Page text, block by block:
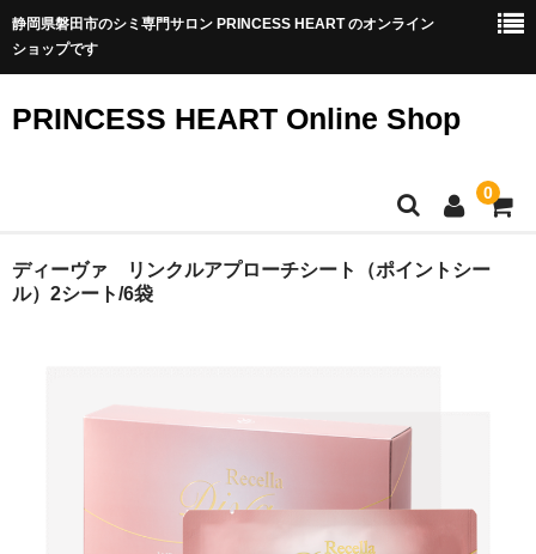
静岡県磐田市のシミ専門サロン PRINCESS HEART のオンライン
ショップです
PRINCESS HEART Online Shop
0
TOP
アクアヴィーナススキンケア
アクアヴィーナス集中ケア
透輝メイク
ディーヴァ リンクルアプローチシート（ポイントシー
ル）2シート/6袋